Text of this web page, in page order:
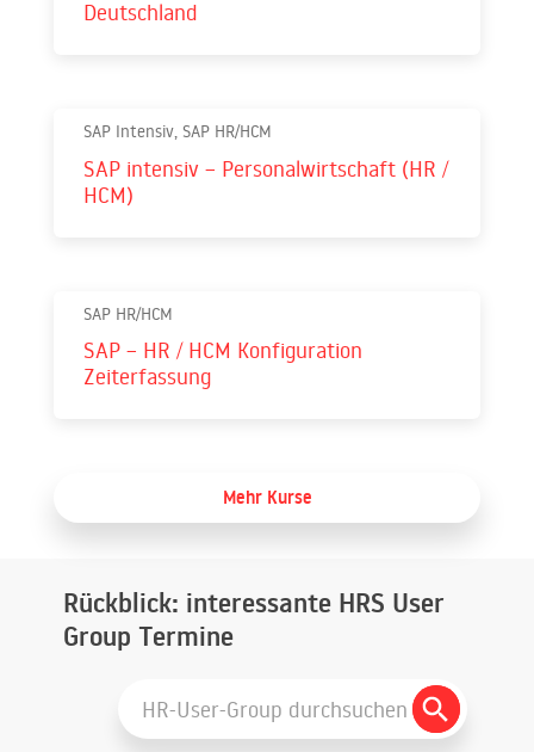
Deutschland
SAP Intensiv, SAP HR/HCM
SAP intensiv – Personalwirtschaft (HR /
HCM)
SAP HR/HCM
SAP – HR / HCM Konfiguration
Zeiterfassung
Mehr Kurse
Rückblick: interessante HRS User
Group Termine
Search
Button